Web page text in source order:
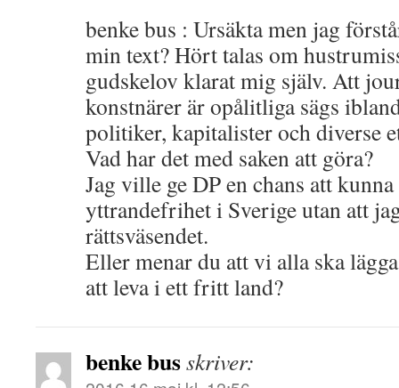
benke bus : Ursäkta men jag
min text? Hört talas om
gudskelov klarat mig själv. Att
konstnärer är opålitliga sägs
politiker, kapitalister och diverse
Vad har det med saken att göra?
Jag ville ge DP en chans att
yttrandefrihet i Sverige utan att
rättsväsendet.
Eller menar du att vi alla ska
att leva i ett fritt land?
benke busskriver: